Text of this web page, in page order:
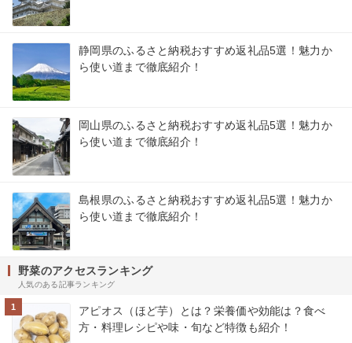
静岡県のふるさと納税おすすめ返礼品5選！魅力か
ら使い道まで徹底紹介！
岡山県のふるさと納税おすすめ返礼品5選！魅力か
ら使い道まで徹底紹介！
島根県のふるさと納税おすすめ返礼品5選！魅力か
ら使い道まで徹底紹介！
野菜のアクセスランキング
人気のある記事ランキング
1
アピオス（ほど芋）とは？栄養価や効能は？食べ
方・料理レシピや味・旬など特徴も紹介！